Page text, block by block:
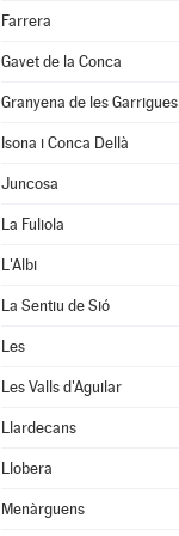
Farrera
Gavet de la Conca
Granyena de les Garrigues
Isona i Conca Dellà
Juncosa
La Fuliola
L'Albi
La Sentiu de Sió
Les
Les Valls d'Aguilar
Llardecans
Llobera
Menàrguens